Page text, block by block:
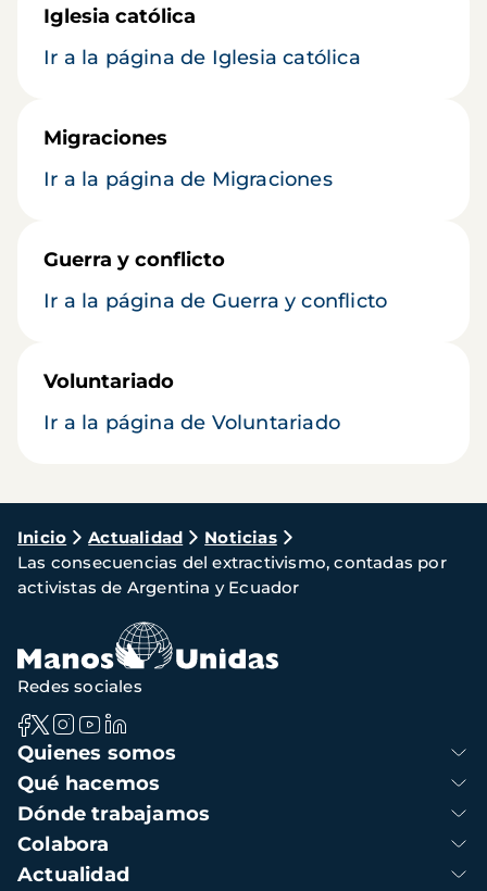
Iglesia católica
Ir a la página de Iglesia católica
Migraciones
Ir a la página de Migraciones
Guerra y conflicto
Ir a la página de Guerra y conflicto
Voluntariado
Ir a la página de Voluntariado
Ruta
de
navegación
Inicio Actualidad
Noticias
Las consecuencias del extractivismo, contadas por
activistas de Argentina y Ecuador
Navegación
principal
Quienes somos
Qué hacemos
Dónde trabajamos
Colabora
Actualidad
Redes sociales